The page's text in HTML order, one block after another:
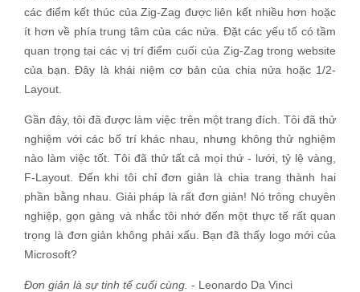
các điểm kết thúc của Zig-Zag được liên kết nhiều hơn hoặc
ít hơn về phía trung tâm của các nửa. Đặt các yếu tố có tầm
quan trọng tại các vị trí điểm cuối của Zig-Zag trong website
của bạn. Đây là khái niệm cơ bản của chia nửa hoặc 1/2-
Layout.
Gần đây, tôi đã được làm việc trên một trang đích. Tôi đã thử
nghiệm với các bố trí khác nhau, nhưng không thử nghiệm
nào làm việc tốt. Tôi đã thử tất cả mọi thứ - lưới, tỷ lệ vàng,
F-Layout. Đến khi tôi chỉ đơn giản là chia trang thành hai
phần bằng nhau. Giải pháp là rất đơn giản! Nó trông chuyên
nghiệp, gọn gàng và nhắc tôi nhớ đến một thực tế rất quan
trọng là đơn giản không phải xấu. Bạn đã thấy logo mới của
Microsoft?
Đơn giản là sự tinh tế cuối cùng. - Leonardo Da Vinci